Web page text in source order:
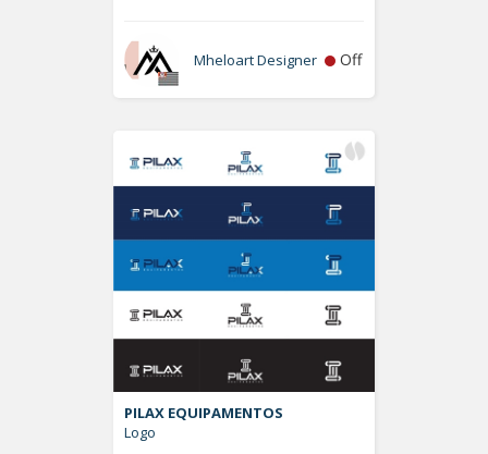
Mheloart Designer Off
PILAX EQUIPAMENTOS
Logo